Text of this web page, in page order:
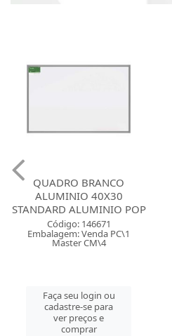
QUADRO BRANCO
ALUMINIO 40X30
STANDARD ALUMINIO POP
Código: 146671
Embalagem: Venda PC\1
Master CM\4
Faça seu login ou
cadastre-se para
ver preços e
comprar